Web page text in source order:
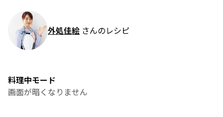
外処佳絵 さんのレシピ
料理中モード
画面が暗くなりません